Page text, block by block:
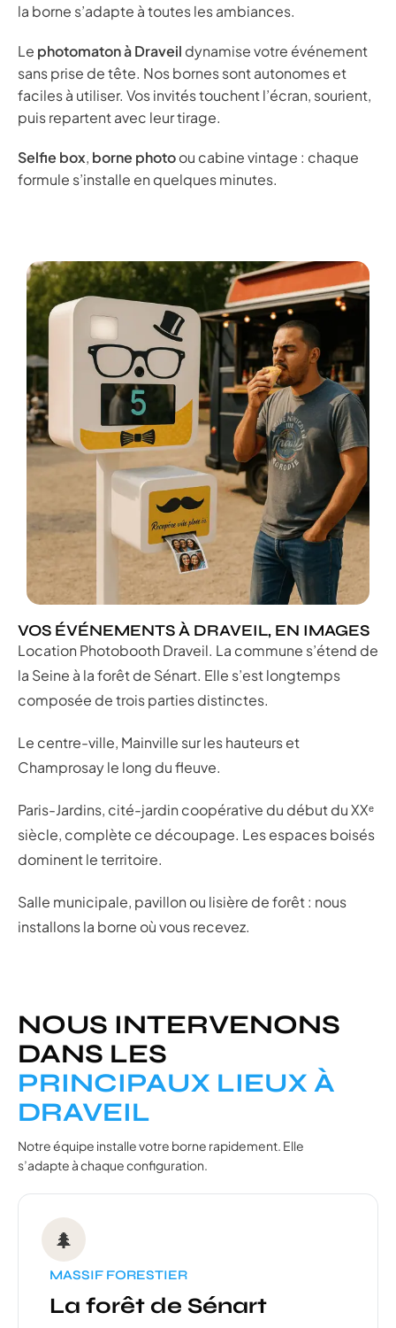
la borne s’adapte à toutes les ambiances.
Le photomaton à Draveil dynamise votre événement
sans prise de tête. Nos bornes sont autonomes et
faciles à utiliser. Vos invités touchent l’écran, sourient,
puis repartent avec leur tirage.
Selfie box, borne photoou cabine vintage : chaque
formule s’installe en quelques minutes.
VOS ÉVÉNEMENTS À DRAVEIL, EN IMAGES
Location Photobooth Draveil. La commune s’étend de
la Seine à la forêt de Sénart. Elle s’est longtemps
composée de trois parties distinctes.
Le centre-ville, Mainville sur les hauteurs et
Champrosay le long du fleuve.
Paris-Jardins, cité-jardin coopérative du début du XXᵉ
siècle, complète ce découpage. Les espaces boisés
dominent le territoire.
Salle municipale, pavillon ou lisière de forêt : nous
installons la borne où vous recevez.
NOUS INTERVENONS
DANS LES
PRINCIPAUX LIEUX À
DRAVEIL
Notre équipe installe votre borne rapidement. Elle
s’adapte à chaque configuration.
🌲
MASSIF FORESTIER
La forêt de Sénart